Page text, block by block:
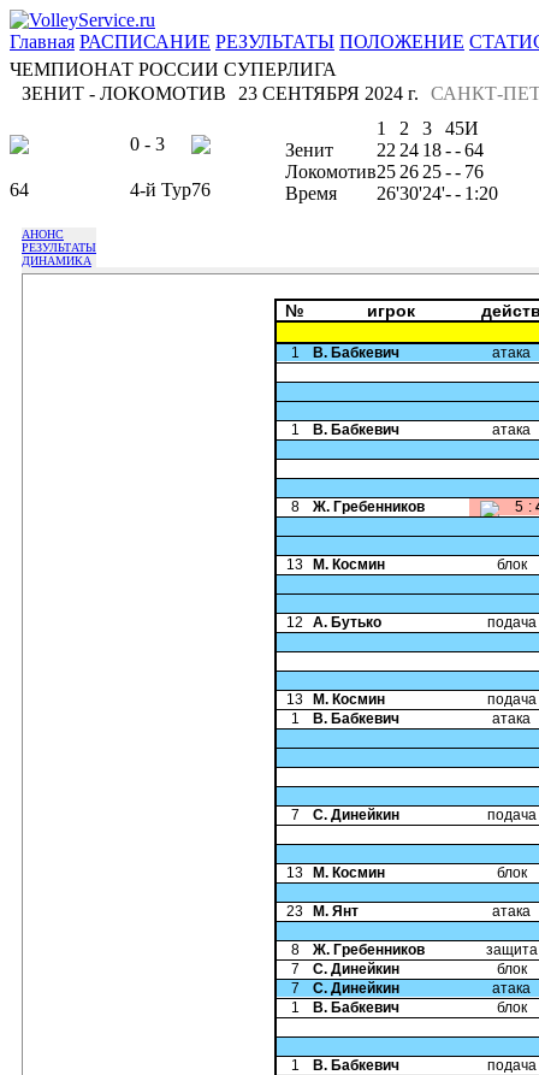
Главная РАСПИСАНИЕ РЕЗУЛЬТАТЫ ПОЛОЖЕНИЕ
ЧЕМПИОНАТ РОССИИ СУПЕРЛИГА
ЗЕНИТ - ЛОКОМОТИВ
САНКТ-
23 СЕНТЯБРЯ 2024 г.
0 - 3
64 4-й Тур76
1 2 3 45И
Зенит
22 24 18--64
Локомотив25 26 25-- 76
Время
26'30'24'-- 1:20
АНОНС
РЕЗУЛЬТАТЫ
ДИНАМИКА
№ игрок
1 В. Бабкевич атака
1 В. Бабкевич атака
8 Ж. Гребенников 5 :
13 М. Космин блок
12 А. Бутько подача
13 М. Космин
подача
1
В. Бабкевич атака
7 С. Динейкин подача
13 М. Космин блок
23 М. Янт атака
8 Ж. Гребенников
защита
7
С. Динейкин
блок
7
С. Динейкин
атака
1
В. Бабкевич блок
1 В. Бабкевич подача